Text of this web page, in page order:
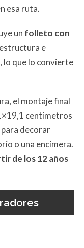
esa ruta.
un folleto con
e
lo que lo convierte
el montaje final
centímetros
para decorar
o una encimera.
de los 12 años